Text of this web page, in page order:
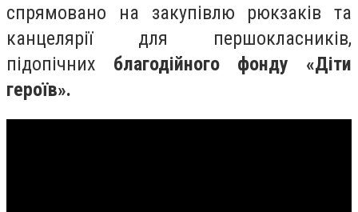
спрямовано на закупівлю рюкзаків та
канцелярії для першокласників,
підопічних благодійного фонду «Діти
героїв».